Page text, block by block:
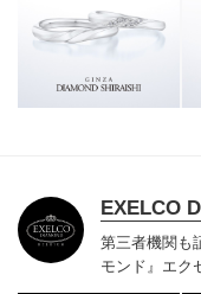
様にご満足い
のクオリティ
頭でお確かめ
EXELCO
第三者機関も
モンド』 エク
ベルギー発祥